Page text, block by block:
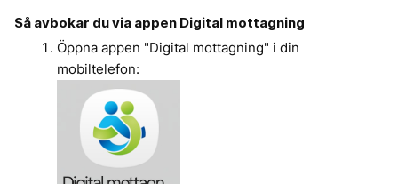
Så avbokar du via appen Digital mottagning
Öppna appen "Digital mottagning" i din
mobiltelefon: